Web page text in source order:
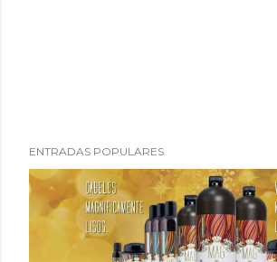
u
b
ENTRADAS POPULARES